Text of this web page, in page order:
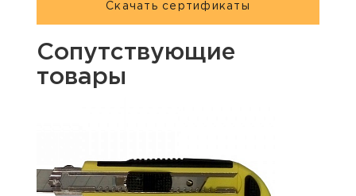
Скачать сертификаты
Сопутствующие
товары